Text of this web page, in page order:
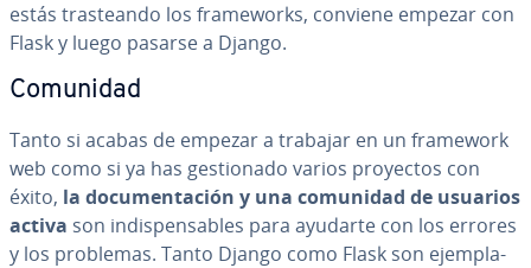
estás tra­s­tea­n­do los fra­me­wo­r­ks, conviene empezar con
Flask y luego pasarse a Django.
Comunidad
Tanto si acabas de empezar a trabajar en un framework
web como si ya has ge­s­tio­na­do varios proyectos con
éxito, la do­cu­me­n­ta­ción y una comunidad de usuarios
activa son in­di­s­pe­n­sa­bles para ayudarte con los errores
y los problemas. Tanto Django como Flask son eje­m­pla­